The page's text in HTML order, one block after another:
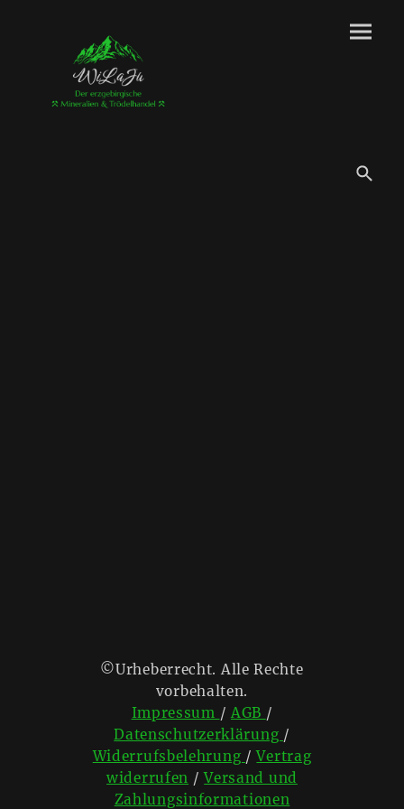
©Urheberrecht. Alle Rechte
vorbehalten.
Impressum / AGB /
Datenschutzerklärung /
Widerrufsbelehrung /Vertrag
widerrufen /Versand und
Zahlungsinformationen